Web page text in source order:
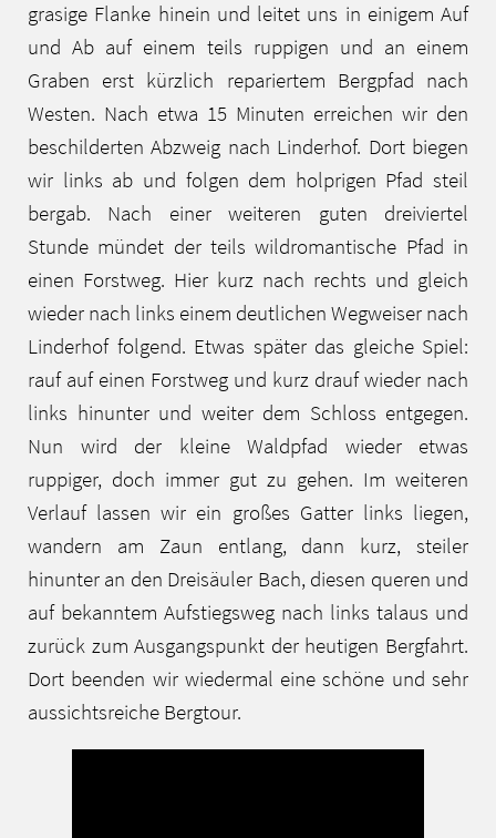
grasige Flanke hinein und leitet uns in einigem Auf
und Ab auf einem teils ruppigen und an einem
Graben erst kürzlich repariertem Bergpfad nach
Westen. Nach etwa 15 Minuten erreichen wir den
beschilderten Abzweig nach Linderhof. Dort biegen
wir links ab und folgen dem holprigen Pfad steil
bergab. Nach einer weiteren guten dreiviertel
Stunde mündet der teils wildromantische Pfad in
einen Forstweg. Hier kurz nach rechts und gleich
wieder nach links einem deutlichen Wegweiser nach
Linderhof folgend. Etwas später das gleiche Spiel:
rauf auf einen Forstweg und kurz drauf wieder nach
links hinunter und weiter dem Schloss entgegen.
Nun wird der kleine Waldpfad wieder etwas
ruppiger, doch immer gut zu gehen. Im weiteren
Verlauf lassen wir ein großes Gatter links liegen,
wandern am Zaun entlang, dann kurz, steiler
hinunter an den Dreisäuler Bach, diesen queren und
auf bekanntem Aufstiegsweg nach links talaus und
zurück zum Ausgangspunkt der heutigen Bergfahrt.
Dort beenden wir wiedermal eine schöne und sehr
aussichtsreiche Bergtour.